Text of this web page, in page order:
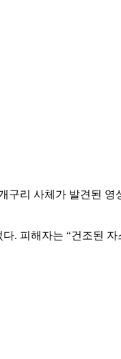
리 사체가 발견된
. 피해자는 “건조된